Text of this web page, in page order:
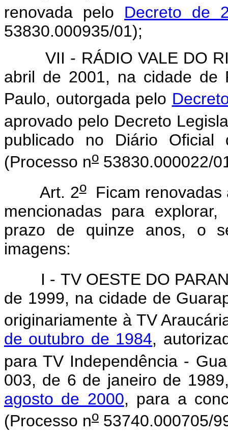
renovada pelo Decreto de
53830.000935/01);
VII - RÁDIO VALE DO
abril de 2001, na cidade de
Paulo, outorgada pelo
aprovado pelo Decreto
publicado no Diário
(Processo no 53830.000022/
Art. 2oFicam renovadas
mencionadas para
prazo de quinze anos, o
imagens:
I - TV OESTE DO
de 1999, na cidade de
originariamente à TV
de outubro de 1984,
para TV Independência -
003, de 6 de janeiro de
agosto de 2000, para a
(Processo no 53740.000705/